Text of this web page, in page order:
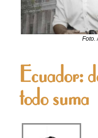
Foto.
Ecuador:
todo suma